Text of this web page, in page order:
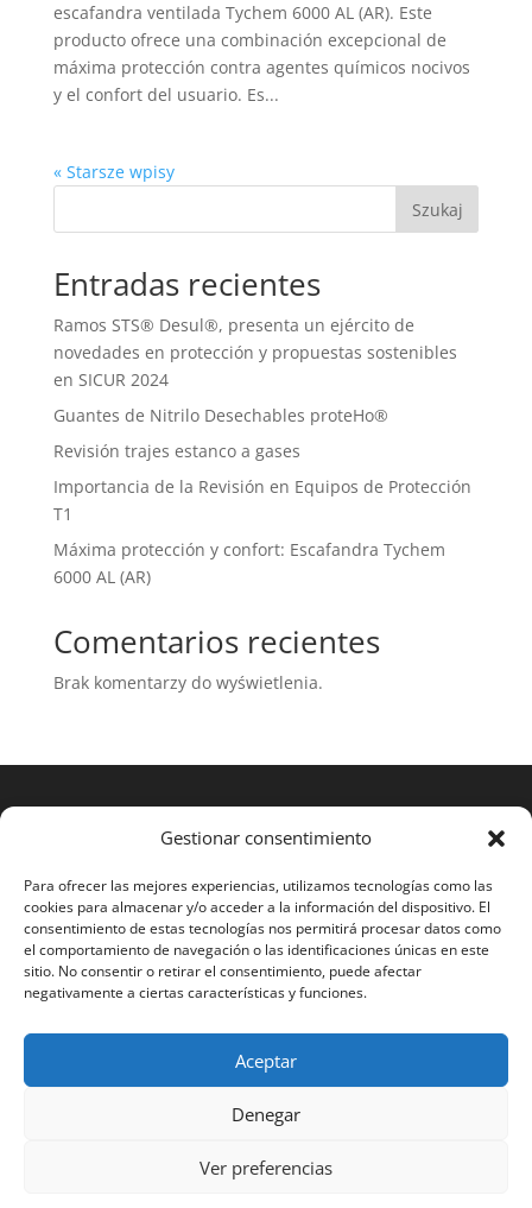
Gestionar consentimiento
Para ofrecer las mejores experiencias, utilizamos tecnologías como las
cookies para almacenar y/o acceder a la información del dispositivo. El
consentimiento de estas tecnologías nos permitirá procesar datos como
el comportamiento de navegación o las identificaciones únicas en este
sitio. No consentir o retirar el consentimiento, puede afectar
negativamente a ciertas características y funciones.
Aceptar
Denegar
Ver preferencias
escafandra ventilada Tychem 6000 AL (AR). Este
producto ofrece una combinación excepcional de
máxima protección contra agentes químicos nocivos
y el confort del usuario. Es...
« Starsze wpisy
Szukaj
Entradas recientes
Ramos STS® Desul®, presenta un ejército de
novedades en protección y propuestas sostenibles
en SICUR 2024
Guantes de Nitrilo Desechables proteHo®
Revisión trajes estanco a gases
Importancia de la Revisión en Equipos de Protección
T1
Máxima protección y confort: Escafandra Tychem
6000 AL (AR)
Comentarios recientes
Brak komentarzy do wyświetlenia.
English Français